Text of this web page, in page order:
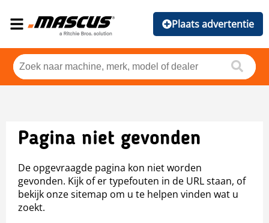
Plaats advertentie
Pagina niet gevonden
De opgevraagde pagina kon niet worden
gevonden. Kijk of er typefouten in de URL staan, of
bekijk onze sitemap om u te helpen vinden wat u
zoekt.